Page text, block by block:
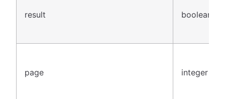
result boolean
page integer